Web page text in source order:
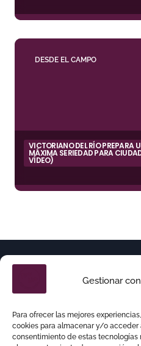
Gestionar
Para ofrecer las mejores
cookies para almacenar y/o acceder
consentimiento de estas
DESDE EL CAMPO
VICTORIANO DEL RÍO PREPARA
MÁXIMA SERIEDAD PARA
VÍDEO)